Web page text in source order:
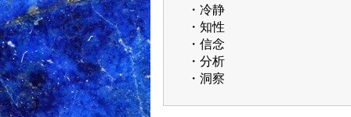
・冷静
・知性
・信念
・分析
・洞察